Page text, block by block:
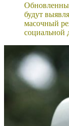
будут
масочный
социальной